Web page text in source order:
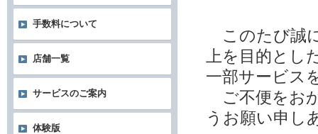
このたび誠
上を目的とし
一部サービス
ご不便をお
うお願い申し
手数料について
店舗一覧
サービスのご案内
体験版